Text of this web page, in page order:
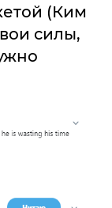
(Ким
силы,